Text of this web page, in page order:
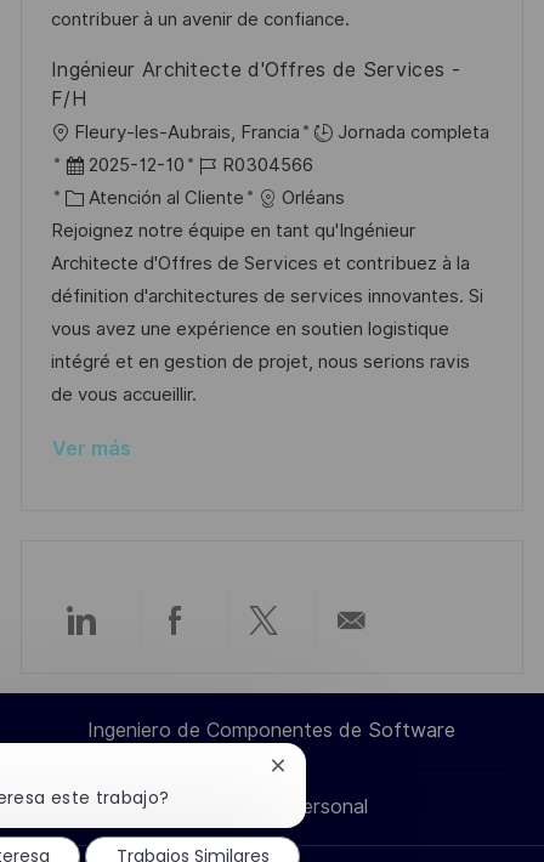
u
l
a
e
í
contribuer à un avenir de confiance.
Ingénieur Architecte d'Offres de Services -
F/H
U
b
c
a
c
i
ó
n
Fleury-les-Aubrais, Francia
Jornada completa
F
e
c
h
a
d
e
p
b
c
ó
2025-12-10
I
D
d
e
e
m
p
R0304566
C
a
t
e
g
o
r
a
Atención al Cliente
Orléans
Rejoignez notre équipe en tant qu'Ingénieur
Architecte d'Offres de Services et contribuez à la
définition d'architectures de services innovantes. Si
vous avez une expérience en soutien logistique
intégré et en gestion de projet, nous serions ravis
de vous accueillir.
Ver más
Compartir
a
de
Compartir
a
de
Compartir
a
través
de
por
correo
electrónico
Ingeniero de Componentes de Software
Información personal
este trabajo?
Cerrar
notificación
de
chatbot
Trabajos Similares